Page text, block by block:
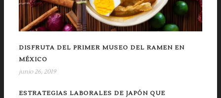
DISFRUTA DEL PRIMER MUSEO DEL RAMEN EN
MÉXICO
junio 26, 2019
ESTRATEGIAS LABORALES DE JAPÓN QUE